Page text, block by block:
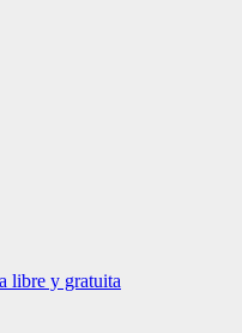
libre y gratuita